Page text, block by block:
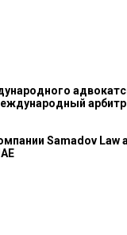
Samadov Law